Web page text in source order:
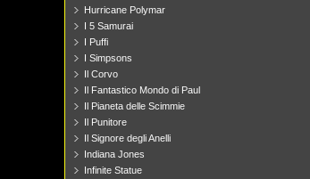
Hurricane Polymar
I 5 Samurai
I Puffi
I Simpsons
Il Corvo
Il Fantastico Mondo di Paul
Il Pianeta delle Scimmie
Il Punitore
Il Signore degli Anelli
Indiana Jones
Infinite Statue